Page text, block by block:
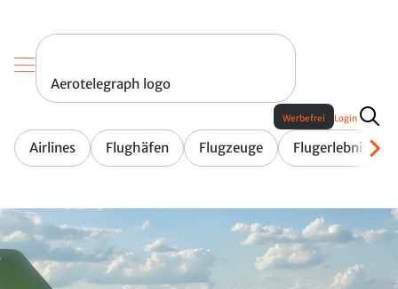
Aerotelegraph logo
Airlines Flughäfen Flugzeuge Flugerlebnis
Werbefrei Login